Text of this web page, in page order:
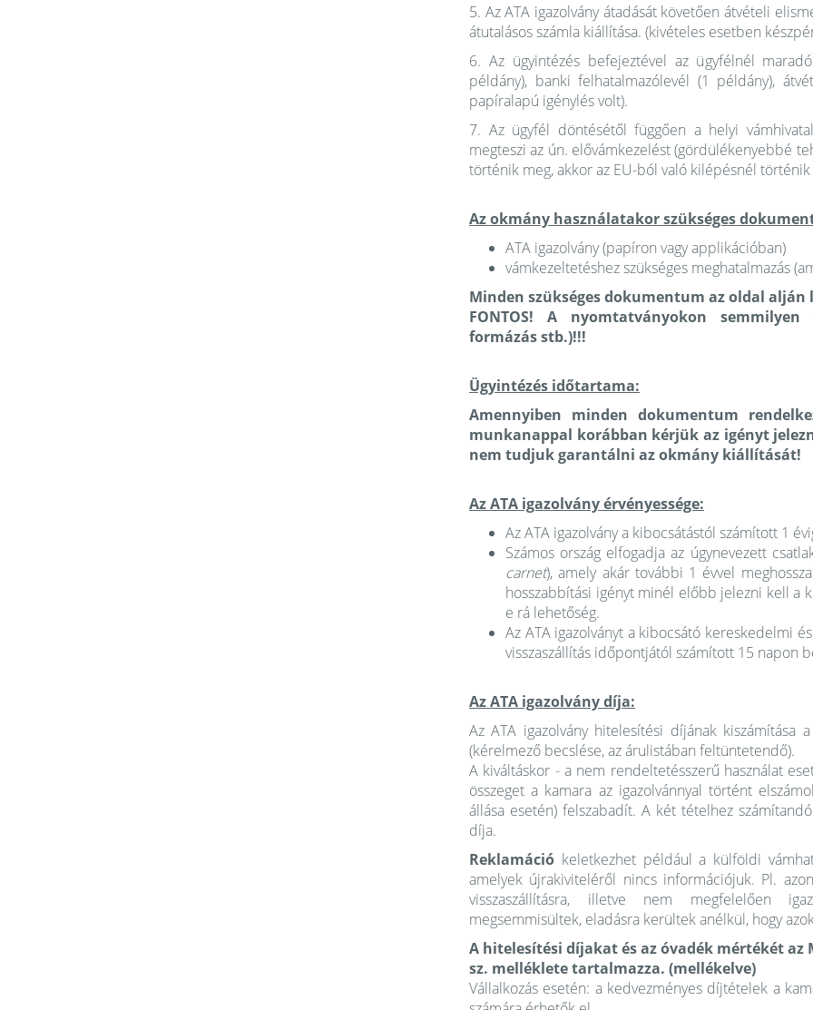
5. Az ATA igazolvány átadását követően átvételi
átutalásos számla kiállítása. (kivételes esetben
6. Az ügyintézés befejeztével az ügyfélnél
példány), banki felhatalmazólevél (1 példány),
papíralapú igénylés volt).
7. Az ügyfél döntésétől függően a helyi
megteszi az ún. elővámkezelést (gördülékenyebbé
történik meg, akkor az EU-ból való kilépésnél
Az okmány használatakor szükséges
ATA igazolvány (papíron vagy applikációban)
vámkezeltetéshez szükséges meghatalmazás
Minden szükséges dokumentum az oldal
FONTOS! A nyomtatványokon
formázás stb.)!!!
Ügyintézés időtartama:
Amennyiben minden dokumentum
munkanappal korábban kérjük az igényt
nem tudjuk garantálni az okmány kiállítását!
Az ATA igazolvány érvényessége:
Az ATA igazolvány a kibocsátástól számított 1
Számos ország elfogadja az úgynevezett
carnet), amely akár további 1 évvel
hosszabbítási igényt minél előbb jelezni kell a
e rá lehetőség.
Az ATA igazolványt a kibocsátó kereskedelmi
visszaszállítás időpontjától számított 15 napon
Az ATA igazolvány díja:
Az ATA igazolvány hitelesítési díjának kiszámítása a
(kérelmező becslése, az árulistában feltüntetendő).
A kiváltáskor - a nem rendeltetésszerű használat
összeget a kamara az igazolvánnyal történt
állása esetén) felszabadít. A két tételhez
díja.
Reklamáció keletkezhet például a külföldi
amelyek újrakiviteléről nincs információjuk. Pl.
visszaszállításra, illetve nem megfelelően
megsemmisültek, eladásra kerültek anélkül, hogy
A hitelesítési díjakat és az óvadék mértékét
sz. melléklete tartalmazza. (mellékelve)
Vállalkozás esetén: a kedvezményes díjtételek a